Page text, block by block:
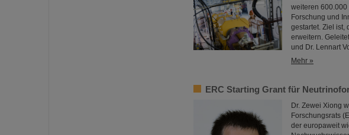
weiteren 600.000
Forschung und
gestartet. Ziel ist,
erweitern.
und Dr. Lennart
Mehr »
ERC Starting Grant für
Dr. Zewei Xiong
Forschungsrats
der europaweit